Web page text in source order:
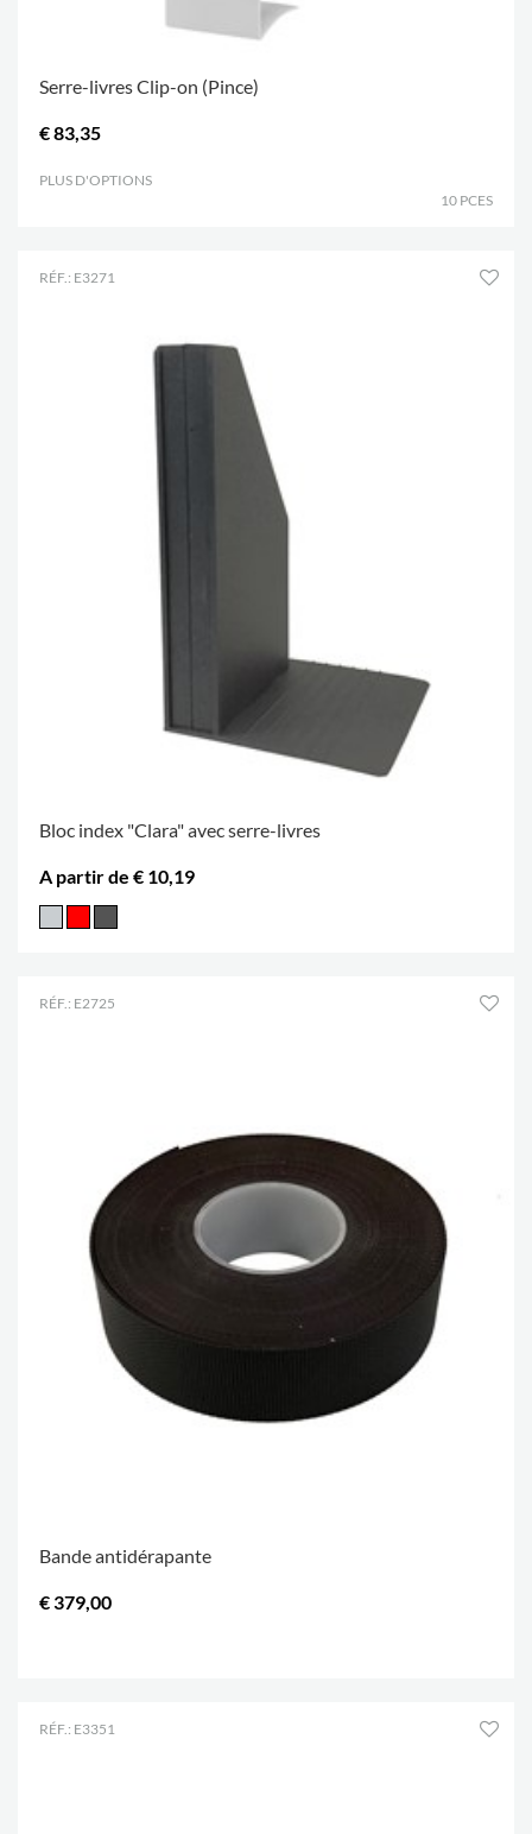
Serre-livres Clip-on (Pince)
€ 83,35
PLUS D'OPTIONS
10 PCES
RÉF.: E3271
Bloc index "Clara" avec serre-livres
A partir de € 10,19
RÉF.: E2725
Bande antidérapante
€ 379,00
RÉF.: E3351